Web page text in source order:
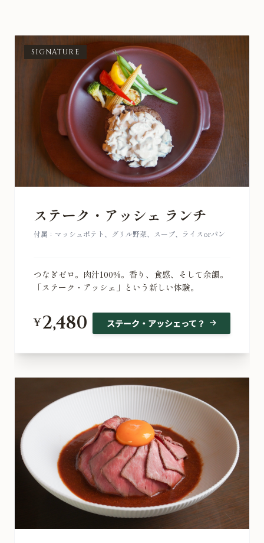
SIGNATURE
ステーク・アッシェ ランチ
付属：マッシュポテト、グリル野菜、スープ、ライスorパン
つなぎゼロ。肉汁100%。香り、食感、そして余韻。
「ステーク・アッシェ」という新しい体験。
¥2,480 ステーク・アッシェって？